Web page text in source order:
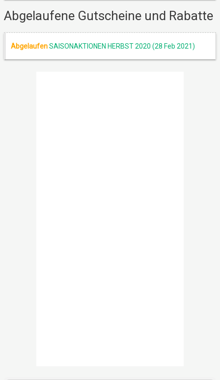
Abgelaufene Gutscheine und Rabatte
AbgelaufenSAISONAKTIONEN HERBST 2020 (28 Feb 2021)